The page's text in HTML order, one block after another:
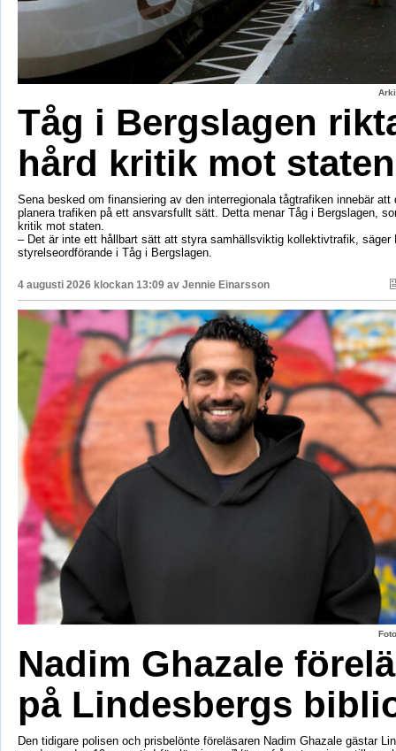
Tåg i Bergslagen
hård kritik mot staten
Sena besked om finansiering av den interregionala tågtrafiken innebär att
planera trafiken på ett ansvarsfullt sätt. Detta menar Tåg i Bergslagen,
kritik mot staten.
– Det är inte ett hållbart sätt att styra samhällsviktig kollektivtrafik, säger
styrelseordförande i Tåg i Bergslagen.
4 augusti 2026 klockan 13:09 av Jennie Einarsson
Nadim Ghazale
på Lindesbergs
Den tidigare polisen och prisbelönte föreläsaren Nadim Ghazale gästar